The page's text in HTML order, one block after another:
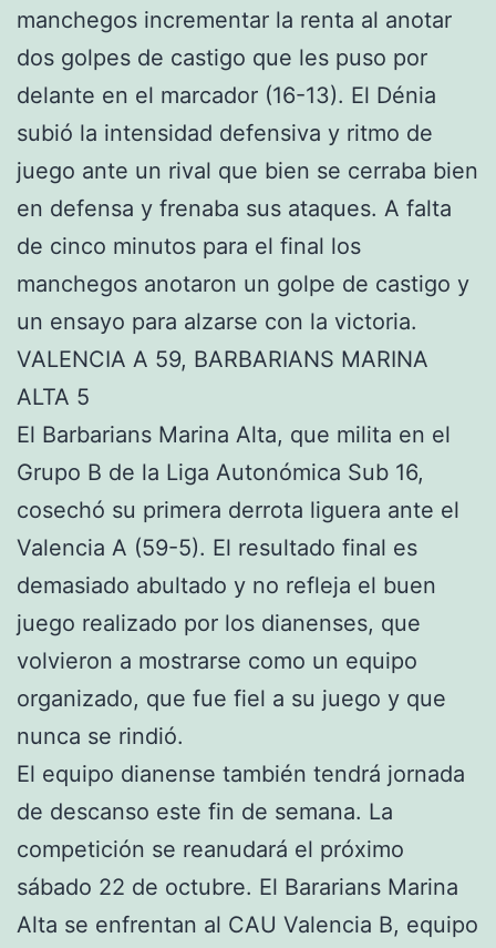
manchegos incrementar la renta al anotar
dos golpes de castigo que les puso por
delante en el marcador (16-13). El Dénia
subió la intensidad defensiva y ritmo de
juego ante un rival que bien se cerraba bien
en defensa y frenaba sus ataques. A falta
de cinco minutos para el final los
manchegos anotaron un golpe de castigo y
un ensayo para alzarse con la victoria.
VALENCIA A 59, BARBARIANS MARINA
ALTA 5
El Barbarians Marina Alta, que milita en el
Grupo B de la Liga Autonómica Sub 16,
cosechó su primera derrota liguera ante el
Valencia A (59-5). El resultado final es
demasiado abultado y no refleja el buen
juego realizado por los dianenses, que
volvieron a mostrarse como un equipo
organizado, que fue fiel a su juego y que
nunca se rindió.
El equipo dianense también tendrá jornada
de descanso este fin de semana. La
competición se reanudará el próximo
sábado 22 de octubre. El Bararians Marina
Alta se enfrentan al CAU Valencia B, equipo